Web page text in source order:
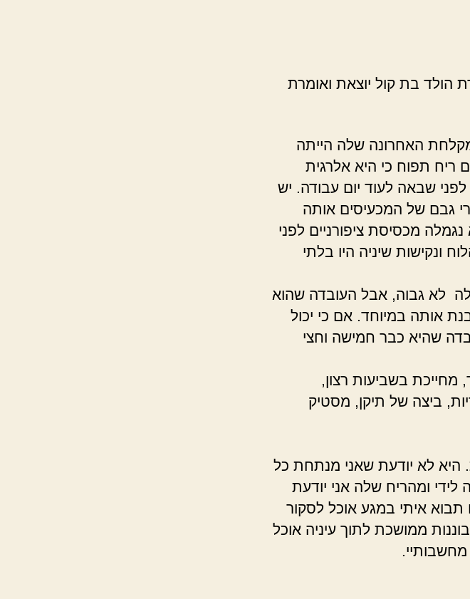
הולד בת קול יוצאת ואומרת
האחרונה שלה הייתה
ריח תפוח כי היא אלרגית
שבאה לעוד יום עבודה. יש
גבם של המכעיסים אותה
מכסיסת ציפורניים לפני
ונקישות שיניה היו בלתי
לא גבוה, אבל העובדה שהוא
אותה במיוחד. אם כי יכול
שהיא כבר חמישה וחצי
בשביעות רצון,
ביצה של תיקן, מסטיק
היא לא יודעת שאני מנתחת כל
ומהריח שלה אני יודעת
איתי במגע אוכל לסקור
ממושכת לתוך עיניה אוכל